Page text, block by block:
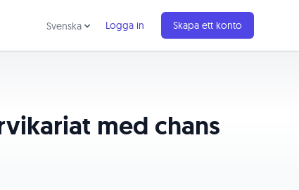
Svenska Logga in Skapa ett konto
med chans